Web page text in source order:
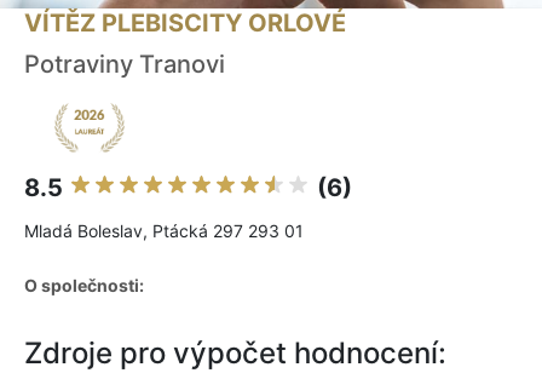
VÍTĚZ PLEBISCITY ORLOVÉ
Potraviny Tranovi
8.5 (6)
Mladá Boleslav, Ptácká 297 293 01
O společnosti:
Zdroje pro výpočet hodnocení: